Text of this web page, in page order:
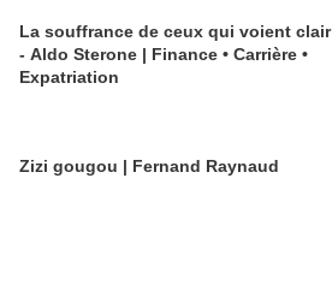
La souffrance de ceux qui voient clair
- Aldo Sterone | Finance • Carrière •
Expatriation
Zizi gougou | Fernand Raynaud